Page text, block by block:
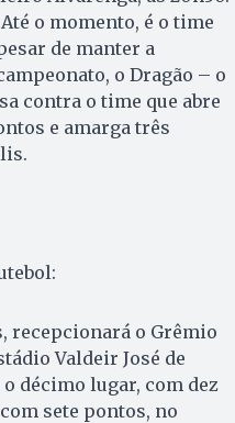
o momento, é o time
de manter a
o Dragão – o
contra o time que abre
e amarga três
recepcionará o Grêmio
Valdeir José de
décimo lugar, com dez
sete pontos, no